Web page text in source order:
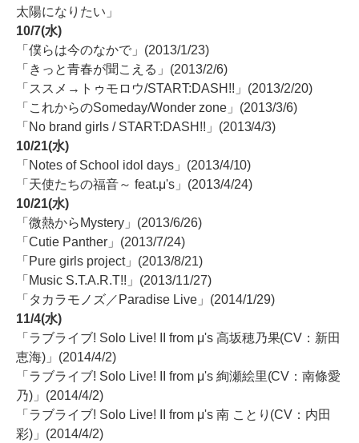
太陽になりたい」
10/7(水)
「僕らは今のなかで」(2013/1/23)
「きっと青春が聞こえる」(2013/2/6)
「ススメ→トゥモロウ/START:DASH!!」(2013/2/20)
「これからのSomeday/Wonder zone」(2013/3/6)
「No brand girls / START:DASH!!」(2013/4/3)
10/21(水)
「Notes of School idol days」(2013/4/10)
「天使たちの福音～ feat.μ's」(2013/4/24)
10/21(水)
「微熱からMystery」(2013/6/26)
「Cutie Panther」(2013/7/24)
「Pure girls project」(2013/8/21)
「Music S.T.A.R.T!!」(2013/11/27)
「タカラモノズ／Paradise Live」(2014/1/29)
11/4(水)
「ラブライブ! Solo Live! II from μ's 高坂穂乃果(CV：新田
恵海)」(2014/4/2)
「ラブライブ! Solo Live! II from μ's 絢瀬絵里(CV：南條愛
乃)」(2014/4/2)
「ラブライブ! Solo Live! II from μ's 南 ことり(CV：内田
彩)」(2014/4/2)